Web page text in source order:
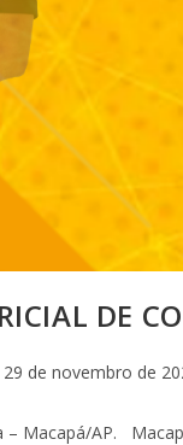
DE
29 de novembro de
Macapá/AP.